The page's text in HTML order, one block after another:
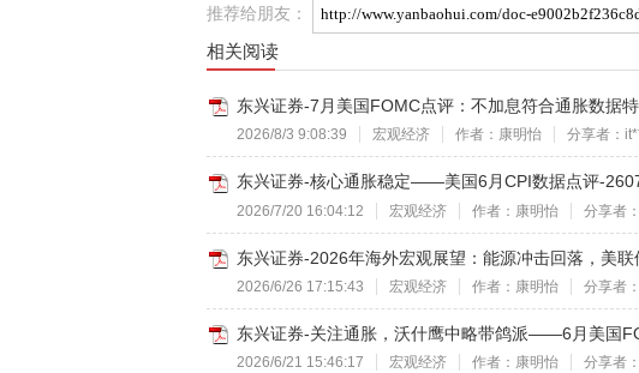
推荐给朋友：
相关阅读
东兴证券-7月美国FOMC点评：不加息符合通胀数据
2026/8/3 9:08:39 宏观经济 作者：康明怡 分享者：
东兴证券-核心通胀稳定——美国6月CPI数据点评-
2026/7/20 16:04:12 宏观经济 作者：康明怡 分享者
东兴证券-2026年海外宏观展望：能源冲击回落，美
2026/6/26 17:15:43 宏观经济 作者：康明怡 分享者
东兴证券-关注通胀，沃什鹰中略带鸽派——6月美国
2026/6/21 15:46:17 宏观经济 作者：康明怡 分享者